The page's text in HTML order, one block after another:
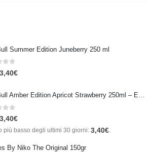
Summer Edition Juneberry 250 ml
3,40€
Red Bull Amber Edition Apricot Strawberry 250ml – Energy Drink Albicocca e Fragola
3,40€
più basso degli ultimi 30 giorni: 3,40€
By Niko The Original 150gr